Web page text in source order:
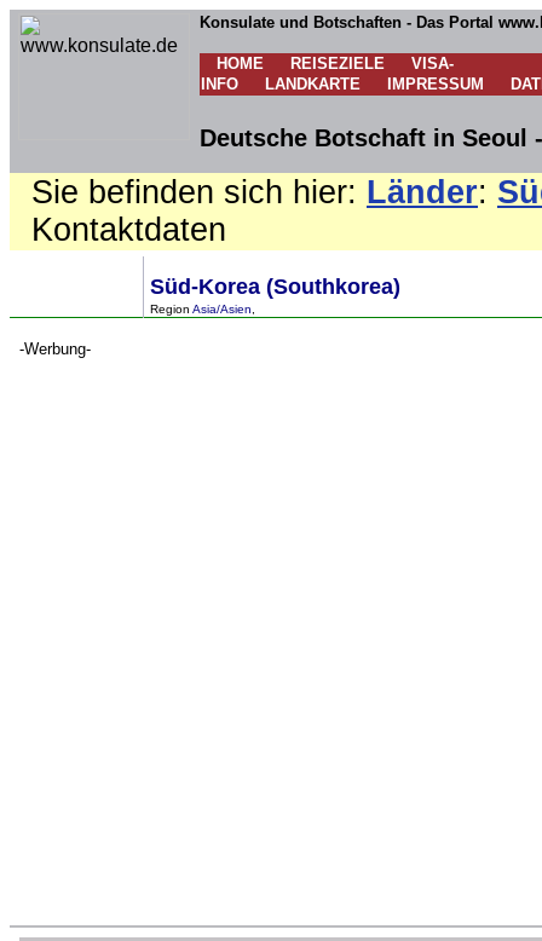
Konsulate und Botschaften - Das Portal
HOME REISEZIELE
VISA-
INFO
LANDKARTE IMPRESSUM
Deutsche Botschaft in Seoul
Sie befinden sich hier: Länder:
Kontaktdaten
Süd-Korea (Southkorea)
Region Asia/Asien
-Werbung-